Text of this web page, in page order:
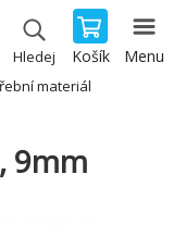
Hledej Košík Menu
materiál
9mm